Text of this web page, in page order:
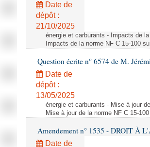
Date de
dépôt :
21/10/2025
énergie et carburants - Impacts de
Impacts de la norme NF C 15-100
Question écrite n° 6574 de M.
Date de
dépôt :
13/05/2025
énergie et carburants - Mise à jour
Mise à jour de la norme NF C 15-
Amendement n° 1535 - DROIT À
Date de